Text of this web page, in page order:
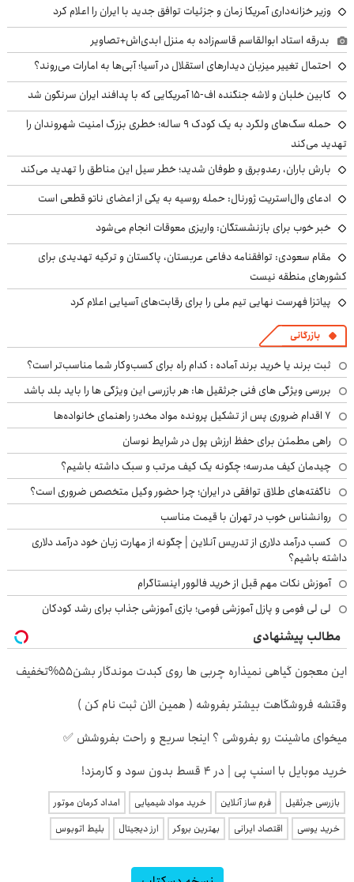
وزیر خزانه‌داری آمریکا زمان و جزئیات توافق جدید با ایران را اعلام کرد
بدرقه استاد ابوالقاسم قاسم‌زاده به منزل ابدی‌اش+تصاویر
احتمال تغییر میزبان دیدارهای استقلال در آسیا؛ آبی‌ها به امارات می‌روند؟
کابین خلبان و لاشه جنگنده اف-۱۵ آمریکایی که با پدافند ایران سرنگون شد
حمله سگ‌های ولگرد به یک کودک ۹ ساله؛ خطری بزرگ امنیت شهروندان را
تهدید می‌کند
بارش باران، رعدوبرق و طوفان شدید؛ خطر سیل این مناطق را تهدید می‌کند
ادعای وال‌استریت ژورنال: حمله روسیه به یکی از اعضای ناتو قطعی است
خبر خوب برای بازنشستگان: واریزی معوقات انجام می‌شود
مقام سعودی: توافقنامه دفاعی عربستان، پاکستان و ترکیه تهدیدی برای
کشورهای منطقه نیست
پیاتزا فهرست نهایی تیم ملی را برای رقابت‌های آسیایی اعلام کرد
بازرگانی
ثبت برند یا خرید برند آماده : کدام راه برای کسب‌وکار شما مناسب‌تر است؟
بررسی ویژگی های فنی جرثقیل ها: هر بازرسی این ویژگی ها را باید بلد باشد
۷ اقدام ضروری پس از تشکیل پرونده مواد مخدر؛ راهنمای خانواده‌ها
راهی مطمئن برای حفظ ارزش پول در شرایط نوسان
چیدمان کیف مدرسه؛ چگونه یک کیف مرتب و سبک داشته باشیم؟
ناگفته‌های طلاق توافقی در ایران؛ چرا حضور وکیل متخصص ضروری است؟
روانشناس خوب در تهران با قیمت مناسب
کسب درآمد دلاری از تدریس آنلاین | چگونه از مهارت زبان خود درآمد دلاری
داشته باشیم؟
آموزش نکات مهم قبل از خرید فالوور اینستاگرام
لی لی فومی و پازل آموزشی فومی؛ بازی آموزشی جذاب برای رشد کودکان
مطالب پیشنهادی
این معجون گیاهی نمیذاره چربی ها روی کبدت موندگار بشن55%تخفیف
وقتشه فروشگاهت بیشتر بفروشه ( همین الان ثبت نام کن )
میخوای ماشینت رو بفروشی ؟ اینجا سریع و راحت بفروشش ✅
خرید موبایل با اسنپ پی | در ۴ قسط بدون سود و کارمزد!
بازرسی جرثقیل فرم ساز آنلاین خرید مواد شیمیایی
امداد کرمان موتور
خرید یوسی
اقتصاد ایرانی بهترین بروکر ارز دیجیتال بلیط اتوبوس